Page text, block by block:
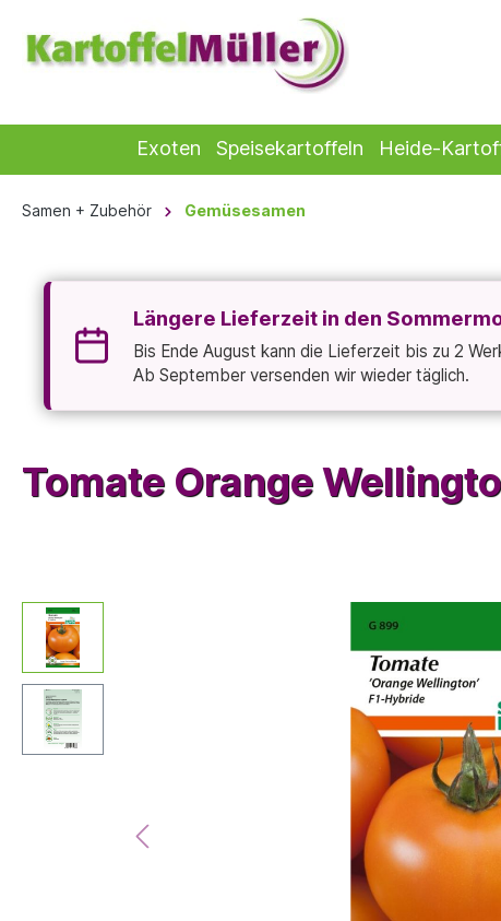
Exoten Speisekartoffeln Heide-
Samen + Zubehör Gemüsesamen
Längere Lieferzeit in den
Bis Ende August kann die Lieferzeit bis zu 2
Ab September versenden wir wieder täglich.
Tomate Orange